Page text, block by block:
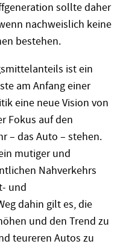
sollte daher
nachweislich keine
bestehen.
ist ein
am Anfang einer
eine neue Vision von
Fokus auf den
– das Auto – stehen.
mutiger und
Nahverkehrs
und
dahin gilt es, die
und den Trend zu
teureren Autos zu